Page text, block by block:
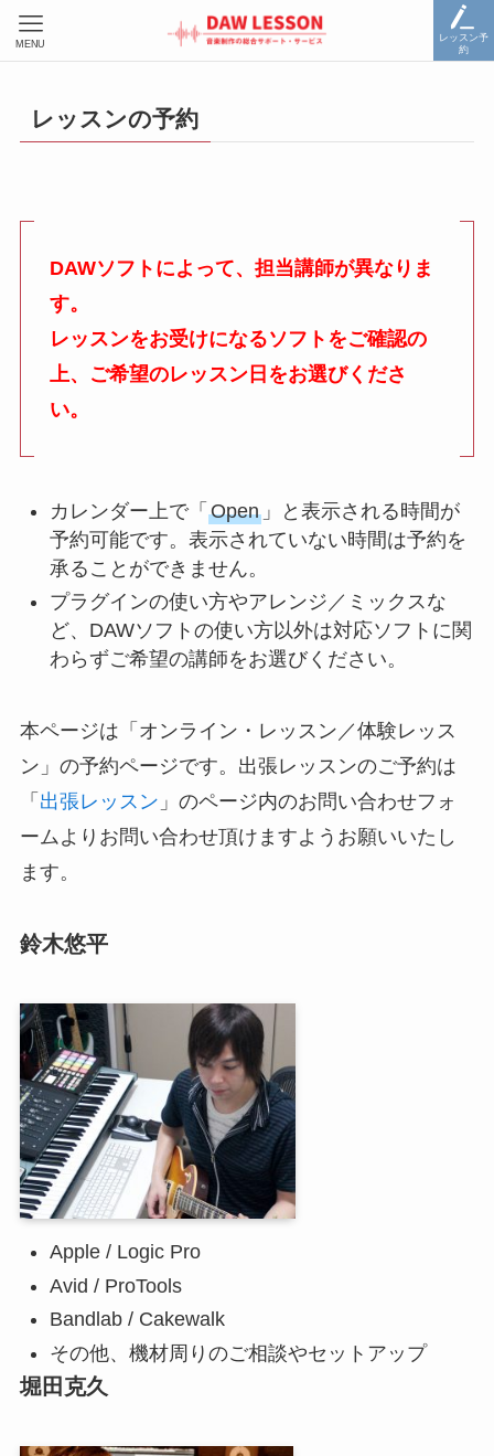
レッスン予
約
MENU
レッスンの予約
DAWソフトによって、担当講師が異なりま
す。
レッスンをお受けになるソフトをご確認の
上、ご希望のレッスン日をお選びくださ
い。
カレンダー上で「 Open」と表示される時間が
予約可能です。表示されていない時間は予約を
承ることができません。
プラグインの使い方やアレンジ／ミックスな
ど、DAWソフトの使い方以外は対応ソフトに関
わらずご希望の講師をお選びください。
本ページは「オンライン・レッスン／体験レッス
ン」の予約ページです。出張レッスンのご予約は
「 出張レッスン 」のページ内のお問い合わせフォ
ームよりお問い合わせ頂けますようお願いいたし
ます。
鈴木悠平
Apple / Logic Pro
Avid / ProTools
Bandlab / Cakewalk
その他、機材周りのご相談やセットアップ
堀田克久